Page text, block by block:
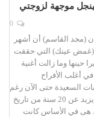
موجهة لزوجتي
(مجد القاسم) أن أشهر
(غمض عينك) التي حققت
حينها وما زالت أغنية
أغلب الأفراح
السعيدة حتى الآن رغم
مرور ما يزيد عن 20 سنة من تاريخ
هى في الأساس كانت